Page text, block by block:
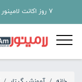
7 روز اکانت لامینور رایگان فقط با ثبت نام در سایت